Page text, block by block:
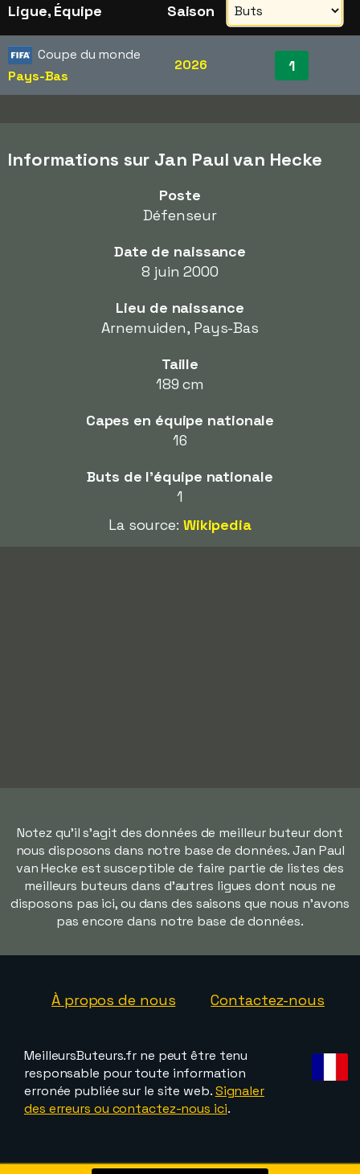
Ligue, Équipe Saison
Coupe du monde
Pays-Bas
2026 1
Informations sur Jan Paul van Hecke
Poste
Défenseur
Date de naissance
8 juin 2000
Lieu de naissance
Arnemuiden, Pays-Bas
Taille
189 cm
Capes en équipe nationale
16
Buts de l'équipe nationale
1
La source: Wikipedia
Notez qu'il s'agit des données de meilleur buteur dont
nous disposons dans notre base de données. Jan Paul
van Hecke est susceptible de faire partie de listes des
meilleurs buteurs dans d'autres ligues dont nous ne
disposons pas ici, ou dans des saisons que nous n'avons
pas encore dans notre base de données.
À propos de nous Contactez-nous
MeilleursButeurs.fr ne peut être tenu
responsable pour toute information
erronée publiée sur le site web.Signaler
des erreurs ou contactez-nous ici.